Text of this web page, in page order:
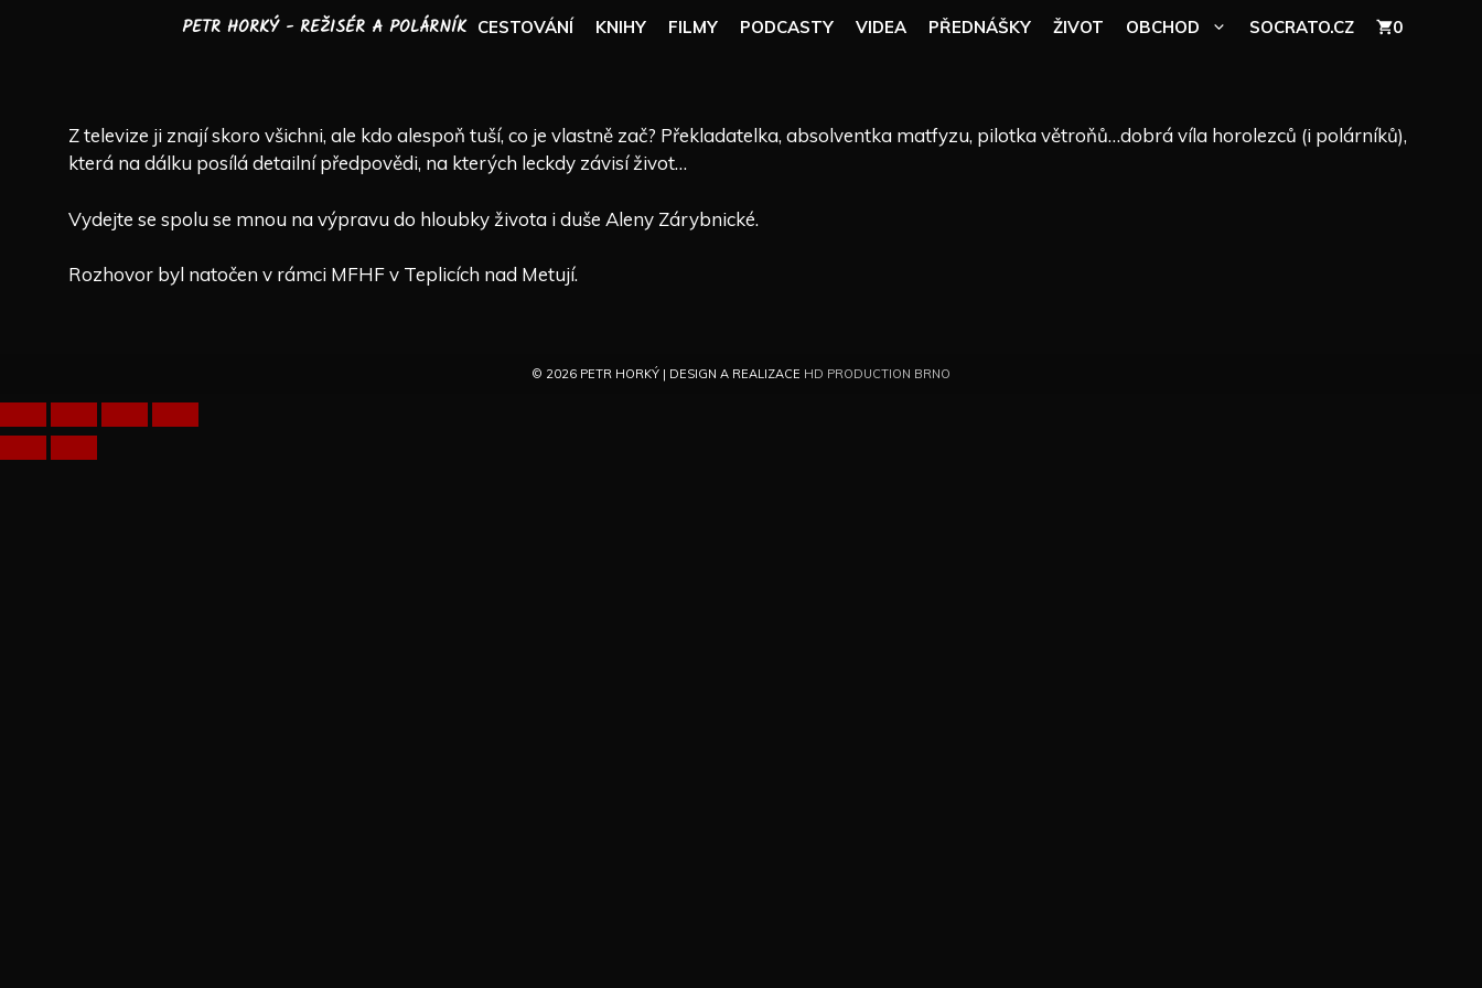
PETR HORKÝ - REŽISÉR A POLÁRNÍK CESTOVÁNÍ KNIHY FILMY PODCASTY VIDEA PŘEDNÁŠKY ŽIVOT OBCHOD SOCRATO.CZ 0
Z televize ji znají skoro všichni, ale kdo alespoň tuší, co je vlastně zač? Překladatelka, absolventka matfyzu, pilotka větroňů…dobrá víla horolezců (i polárníků),
která na dálku posílá detailní předpovědi, na kterých leckdy závisí život…
Vydejte se spolu se mnou na výpravu do hloubky života i duše Aleny Zárybnické.
Rozhovor byl natočen v rámci MFHF v Teplicích nad Metují.
© 2026 PETR HORKÝ | DESIGN A REALIZACE HD PRODUCTION BRNO